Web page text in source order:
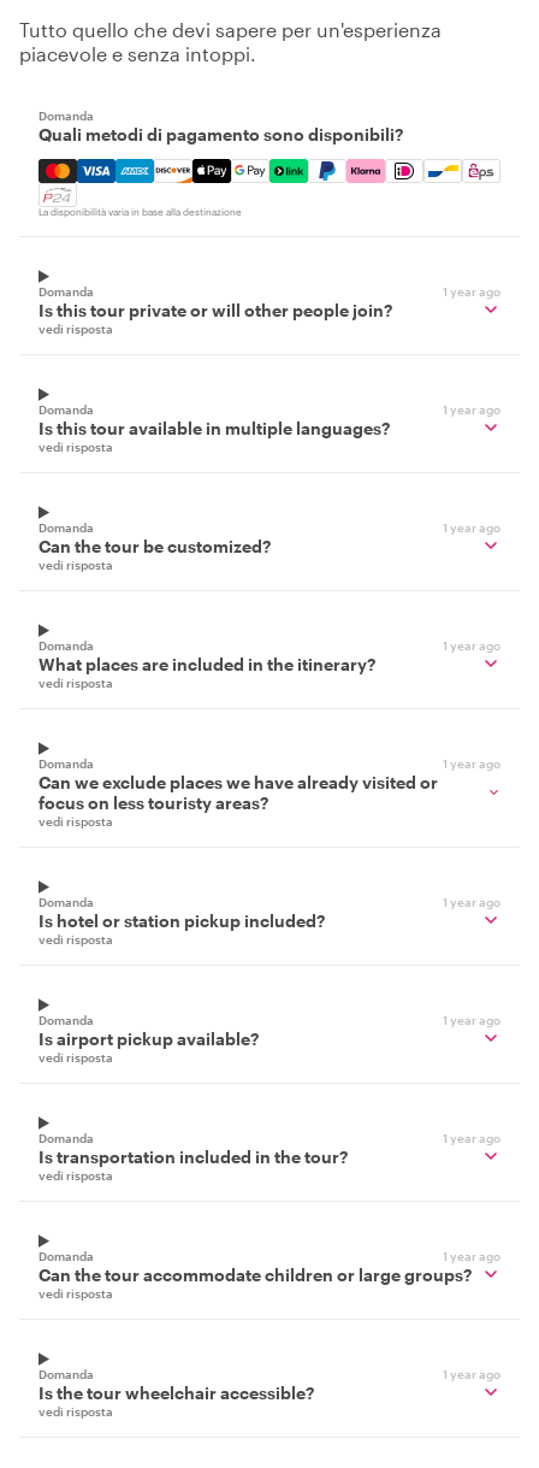
Tutto quello che devi sapere per un'esperienza
piacevole e senza intoppi.
Domanda
Quali metodi di pagamento sono disponibili?
Mastercard, Visa, Amex, Discover, Apple Pay, Google
La disponibilità varia in base alla destinazione
Domanda 1 year ago
Is this tour private or will other people join?
vedi risposta
Domanda 1 year ago
Is this tour available in multiple languages?
vedi risposta
Domanda 1 year ago
Can the tour be customized?
vedi risposta
Domanda 1 year ago
What places are included in the itinerary?
vedi risposta
Domanda 1 year ago
Can we exclude places we have already visited or
focus on less touristy areas?
vedi risposta
Domanda 1 year ago
Is hotel or station pickup included?
vedi risposta
Domanda 1 year ago
Is airport pickup available?
vedi risposta
Domanda 1 year ago
Is transportation included in the tour?
vedi risposta
Domanda 1 year ago
Can the tour accommodate children or large groups?
vedi risposta
Domanda 1 year ago
Is the tour wheelchair accessible?
vedi risposta